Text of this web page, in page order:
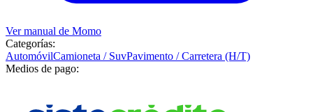
Ver manual de Momo
Categorías:
AutomóvilCamioneta / SuvPavimento / Carretera (H/T)
Medios de pago: